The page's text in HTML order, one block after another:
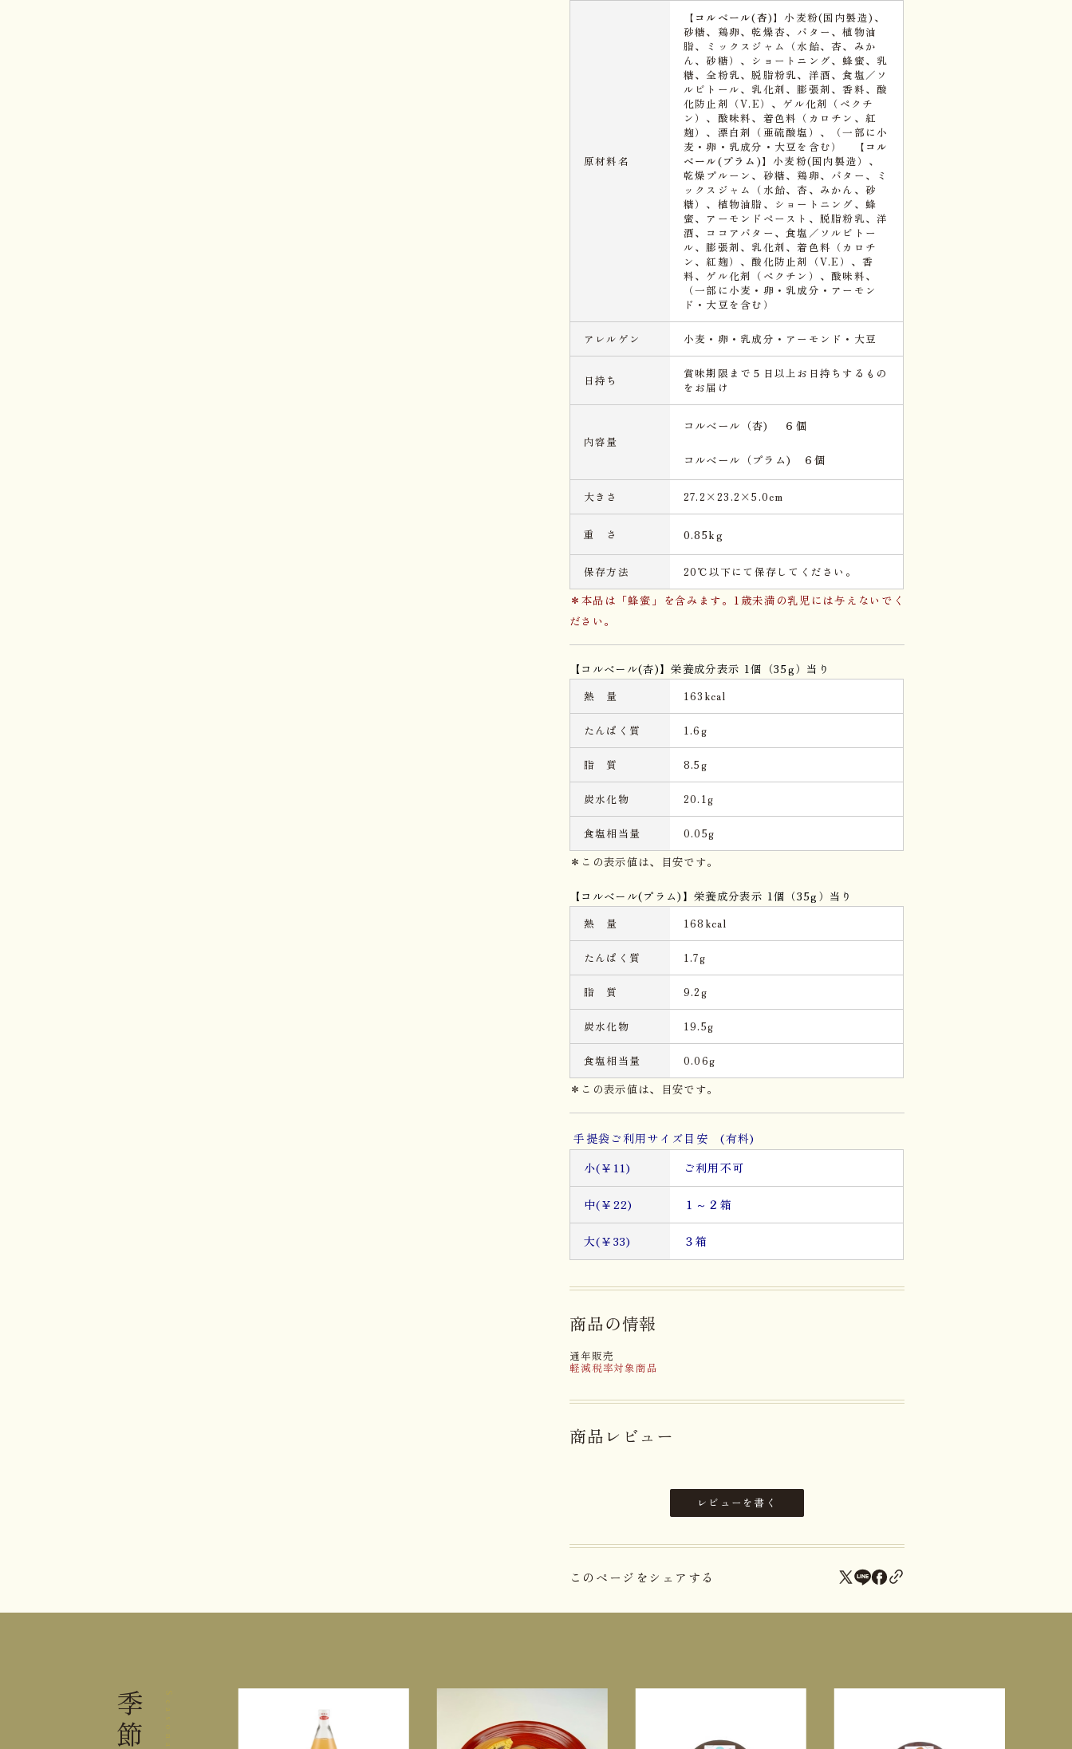
原材料名
【コルベール(杏)】 小麦粉(国内製造)、
砂糖、鶏卵、乾燥杏、バター、植物油
脂、ミックスジャム（水飴、杏、みか
ん、砂糖）、ショートニング、蜂蜜、乳
糖、全粉乳、脱脂粉乳、洋酒、食塩／ソ
ルビトール、乳化剤、膨張剤、香料、酸
化防止剤（V.E）、ゲル化剤（ペクチ
ン）、酸味料、着色料（カロチン、紅
麹）、漂白剤（亜硫酸塩）、（一部に小
麦・卵・乳成分・大豆を含む）
【コル
ベール(プラム)】 小麦粉(国内製造）、
乾燥プルーン、砂糖、鶏卵、バター、ミ
ックスジャム（水飴、杏、みかん、砂
糖）、植物油脂、ショートニング、蜂
蜜、アーモンドペースト、脱脂粉乳、洋
酒、ココアバター、食塩／ソルビトー
ル、膨張剤、乳化剤、着色料（カロチ
ン、紅麹）、酸化防止剤（V.E）、香
料、ゲル化剤（ペクチン）、酸味料、
（一部に小麦・卵・乳成分・アーモン
ド・大豆を含む）
アレルゲン 小麦・卵・乳成分・アーモンド・大豆
日持ち
賞味期限まで５日以上お日持ちするもの
をお届け
内容量
コルベール（杏) ６個
コルベール（プラム) ６個
大きさ 27.2×23.2×5.0cm
重 さ 0.85kg
保存方法 20℃以下にて保存してください。
＊本品は「蜂蜜」を含みます。1歳未満の乳児には与えないでく
ださい。
【コルベール(杏)】栄養成分表示 1個（35g）当り
熱 量 163kcal
たんぱく質 1.6g
脂 質 8.5g
炭水化物 20.1g
食塩相当量 0.05g
＊この表示値は、目安です。
【コルベール(プラム)】栄養成分表示 1個（35g）当り
熱 量 168kcal
たんぱく質 1.7g
脂 質 9.2g
炭水化物 19.5g
食塩相当量 0.06g
＊この表示値は、目安です。
手提袋ご利用サイズ目安 (有料)
小(￥11)
ご利用不可
中(￥22) １～２箱
大(￥33) ３箱
商品の情報
通年販売
軽減税率対象商品
商品レビュー
レビューを書く
このページをシェアする
Seasonal